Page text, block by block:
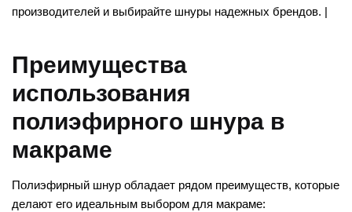
производителей и выбирайте шнуры надежных брендов. |
Преимущества
использования
полиэфирного шнура в
макраме
Полиэфирный шнур обладает рядом преимуществ, которые
делают его идеальным выбором для макраме: